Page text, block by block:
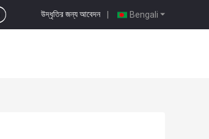
Bengali
উদ্ধৃতির জন্য আবেদন |